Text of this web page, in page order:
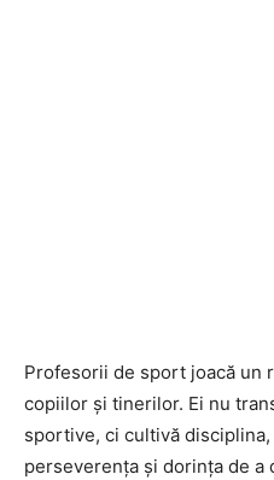
Profesorii de sport joacă un
copiilor și tinerilor. Ei nu
sportive, ci cultivă
perseverența și dorința de